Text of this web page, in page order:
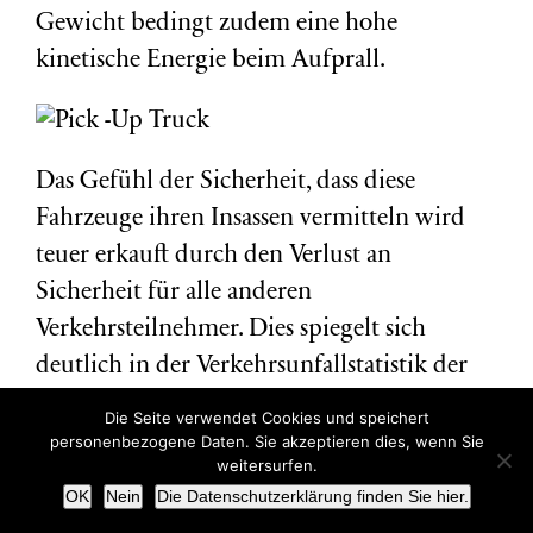
Gewicht bedingt zudem eine hohe
kinetische Energie beim Aufprall.
Das Gefühl der Sicherheit, dass diese
Fahrzeuge ihren Insassen vermitteln wird
teuer erkauft durch den Verlust an
Sicherheit für alle anderen
Verkehrsteilnehmer. Dies spiegelt sich
deutlich in der Verkehrsunfallstatistik der
Sinken der Unfallzahlen bis ca 2010 seitdem
einen deutlichen Anstieg verzeichnet.
Besonders drastisch ist der Anstieg bei den
Die Seite verwendet Cookies und speichert
personenbezogene Daten. Sie akzeptieren dies, wenn Sie
weitersurfen.
OK
Nein Die Datenschutzerklärung finden Sie hier.